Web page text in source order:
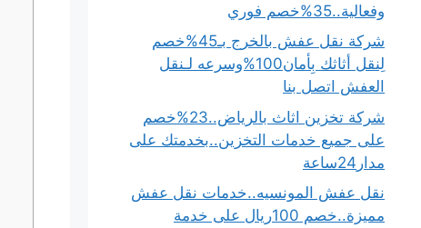
وفعالية..35%خصم فوري
شركة نقل عفش بالخرج بـ45%خصم
لِنقل أثاثك بِأمان100%وسرعه لـنقل
العفش اتصل بنا
شركة تخزين اثاث بالرياض..23%خصم
على جميع خدمات التخزين..بخدمتك على
مدار24ساعة
نقل عفش المونسيه..خدمات نقل عفش
مميزة..خصم 100ريال على خدمة